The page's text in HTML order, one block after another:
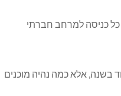
כניסה למרחב חברתי
בשנה, אלא כמה נהיה מוכנים